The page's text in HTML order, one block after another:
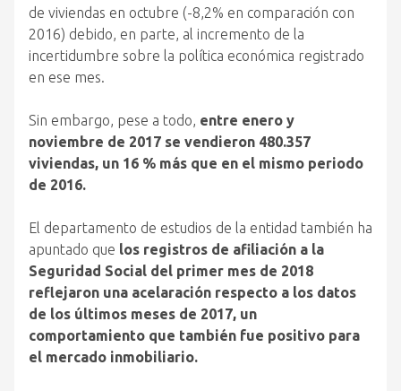
de viviendas en octubre (-8,2% en comparación con
2016) debido, en parte, al incremento de la
incertidumbre sobre la política económica registrado
en ese mes.
Sin embargo, pese a todo, entre enero y
noviembre de 2017 se vendieron 480.357
viviendas, un 16 % más que en el mismo periodo
de 2016.
El departamento de estudios de la entidad también ha
apuntado que los registros de afiliación a la
Seguridad Social del primer mes de 2018
reflejaron una acelaración respecto a los datos
de los últimos meses de 2017, un
comportamiento que también fue positivo para
el mercado inmobiliario.